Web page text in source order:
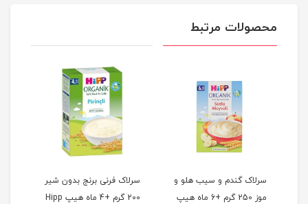
محصولات مرتبط
سرلاک گندم و سیب هلو و
موز 250 گرم +6 ماه هیپ
سرلاک فرنی برنج بدون شیر
200 گرم +4 ماه هیپ Hipp